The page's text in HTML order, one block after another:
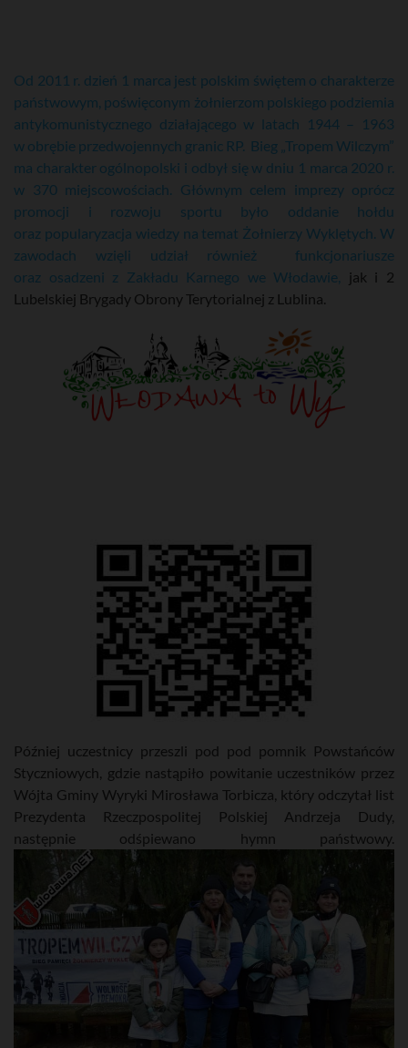
Od 2011 r. dzień 1 marca jest polskim świętem o charakterze
państwowym, poświęconym żołnierzom polskiego podziemia
antykomunistycznego działającego w latach 1944 – 1963
w obrębie przedwojennych granic RP. Bieg „Tropem Wilczym”
ma charakter ogólnopolski i odbył się w dniu 1 marca 2020 r.
w 370 miejscowościach. Głównym celem imprezy oprócz
promocji i rozwoju sportu było oddanie hołdu
oraz popularyzacja wiedzy na temat Żołnierzy Wyklętych. W
zawodach wzięli udział również funkcjonariusze
oraz osadzeni z Zakładu Karnego we Włodawie, jak i 2
Lubelskiej Brygady Obrony Terytorialnej z Lublina.
Później uczestnicy przeszli pod pod pomnik Powstańców
Styczniowych, gdzie nastąpiło powitanie uczestników przez
Wójta Gminy Wyryki Mirosława Torbicza, który odczytał list
Prezydenta Rzeczpospolitej Polskiej Andrzeja Dudy,
następnie odśpiewano hymn państwowy.